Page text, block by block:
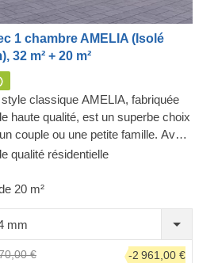
1 chambre AMELIA (Isolé
32 m² + 20 m²
classique AMELIA, fabriquée
haute qualité, est un superbe choix
couple ou une petite famille. Avec
cette maison pourrait devenir
pour des séjours confortables entre
pour des vacances en famille.
qualité résidentielle
20 m²
mm
€ -2 961,00 €